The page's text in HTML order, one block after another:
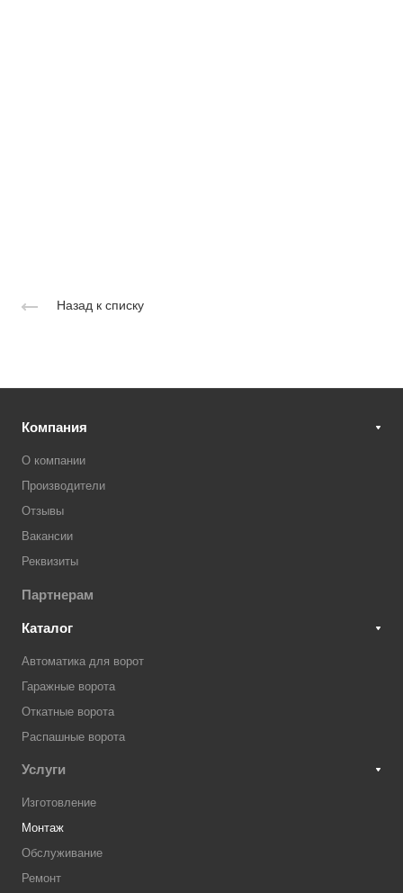
Назад к списку
Компания
О компании
Производители
Отзывы
Вакансии
Реквизиты
Партнерам
Каталог
Автоматика для ворот
Гаражные ворота
Откатные ворота
Распашные ворота
Услуги
Изготовление
Монтаж
Обслуживание
Ремонт